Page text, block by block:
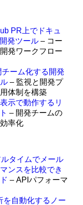
PR上でドキュ
発ツール – コー
発ワークフロー
ーム化する開発
– 監視と開発プ
体制を構築
示で動作するリ
– 開発チームの
率化
タイムでメール
ンスを比較でき
– APIパフォーマ
を自動化するノー